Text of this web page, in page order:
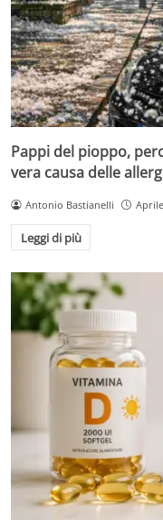
Pappi del pioppo,
vera causa delle
Antonio Bastianelli
Leggi di più